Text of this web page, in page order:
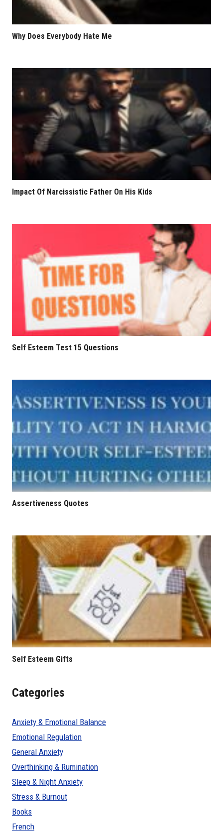
Why Does Everybody Hate Me
Impact Of Narcissistic Father On His Kids
Self Esteem Test 15 Questions
Assertiveness Quotes
Self Esteem Gifts
Categories
Anxiety & Emotional Balance
Emotional Regulation
General Anxiety
Overthinking & Rumination
Sleep & Night Anxiety
Stress & Burnout
Books
French